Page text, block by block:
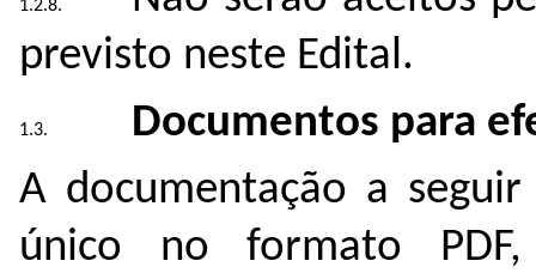
previsto neste Edital.
Documentos para
A documentação a
único no formato